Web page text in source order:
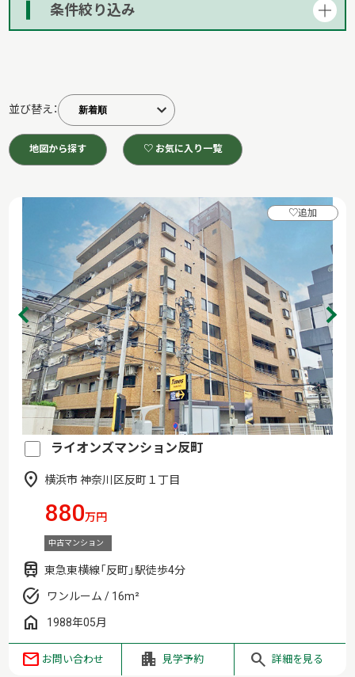
条件絞り込み
並び替え：
地図から探す ♡ お気に入り一覧
ライオンズマンション反町
横浜市 神奈川区反町１丁目
880万円
中古マンション
東急東横線「反町」駅徒歩4分
ワンルーム / 16m²
1988年05月
♡追加
お問い合わせ 見学予約 詳細を見る